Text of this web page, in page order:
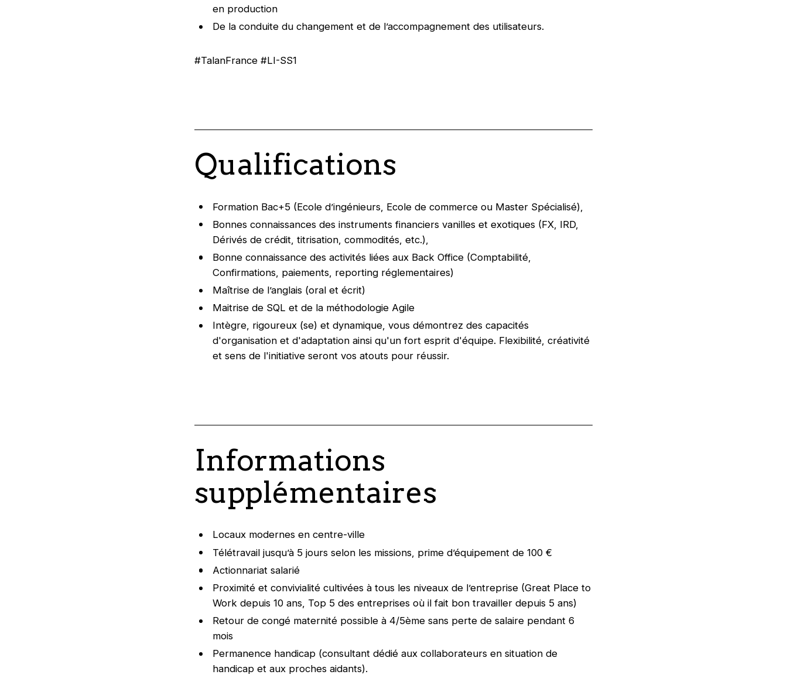
en production
De la conduite du changement et de l’accompagnement des utilisateurs.
#TalanFrance #LI-SS1
Qualifications
Formation Bac+5 (Ecole d’ingénieurs, Ecole de commerce ou Master Spécialisé),
Bonnes connaissances des instruments financiers vanilles et exotiques (FX, IRD,
Dérivés de crédit, titrisation, commodités, etc.),
Bonne connaissance des activités liées aux Back Office (Comptabilité,
Confirmations, paiements, reporting réglementaires)
Maîtrise de l’anglais (oral et écrit)
Maitrise de SQL et de la méthodologie Agile
Intègre, rigoureux (se) et dynamique, vous démontrez des capacités
d'organisation et d'adaptation ainsi qu'un fort esprit d'équipe. Flexibilité, créativité
et sens de l'initiative seront vos atouts pour réussir.
Informations
supplémentaires
Locaux modernes en centre-ville
Télétravail jusqu’à 5 jours selon les missions, prime d’équipement de 100 €
Actionnariat salarié
Proximité et convivialité cultivées à tous les niveaux de l’entreprise (Great Place to
Work depuis 10 ans, Top 5 des entreprises où il fait bon travailler depuis 5 ans)
Retour de congé maternité possible à 4/5ème sans perte de salaire pendant 6
mois
Permanence handicap (consultant dédié aux collaborateurs en situation de
handicap et aux proches aidants).